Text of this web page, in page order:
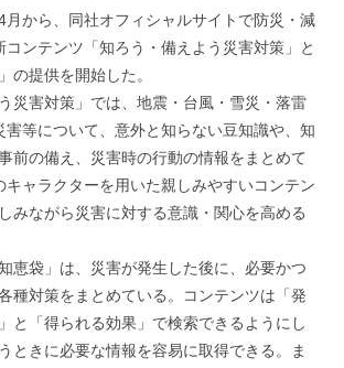
c
e
o
k
t
t
r
n
e
a
月から、同社オフィシャルサイトで防災・減
コンテンツ「知ろう・備えよう災害対策」と
の提供を開始した。
災害対策」では、地震・台風・雪災・落雷
害等について、意外と知らない豆知識や、知
前の備え、災害時の行動の情報をまとめて
キャラクターを用いた親しみやすいコンテン
みながら災害に対する意識・関心を高める
恵袋」は、災害が発生した後に、必要かつ
種対策をまとめている。コンテンツは「発
と「得られる効果」で検索できるようにし
ときに必要な情報を容易に取得できる。ま